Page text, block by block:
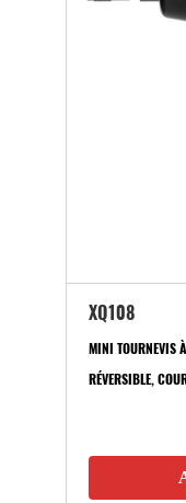
XQ108
MINI TOURNEVIS
RÉVERSIBLE,